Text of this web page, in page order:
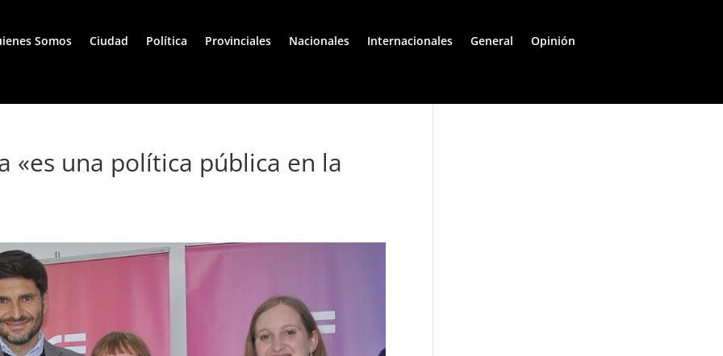
Somos Ciudad Política Provinciales Nacionales Internacionales General Opinión
«es una política pública en la